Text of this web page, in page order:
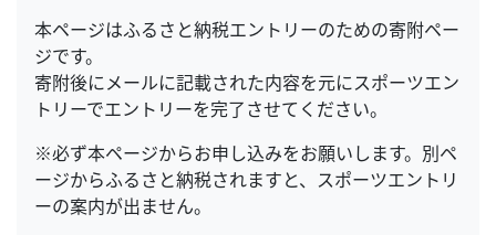
本ページはふるさと納税エントリーのための寄附ペー
ジです。
寄附後にメールに記載された内容を元にスポーツエン
トリーでエントリーを完了させてください。
※必ず本ページからお申し込みをお願いします。別ペ
ージからふるさと納税されますと、スポーツエントリ
ーの案内が出ません。